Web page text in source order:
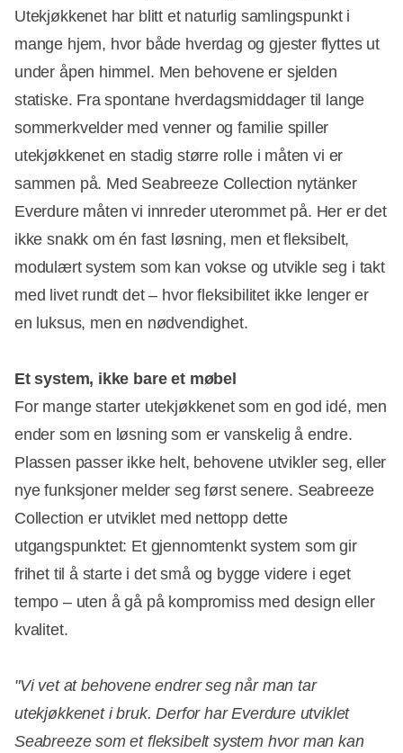
Utekjøkkenet har blitt et naturlig samlingspunkt i
mange hjem, hvor både hverdag og gjester flyttes ut
under åpen himmel. Men behovene er sjelden
statiske. Fra spontane hverdagsmiddager til lange
sommerkvelder med venner og familie spiller
utekjøkkenet en stadig større rolle i måten vi er
sammen på. Med Seabreeze Collection nytänker
Everdure måten vi innreder uterommet på. Her er det
ikke snakk om én fast løsning, men et fleksibelt,
modulært system som kan vokse og utvikle seg i takt
med livet rundt det – hvor fleksibilitet ikke lenger er
en luksus, men en nødvendighet.
Et system, ikke bare et møbel
For mange starter utekjøkkenet som en god idé, men
ender som en løsning som er vanskelig å endre.
Plassen passer ikke helt, behovene utvikler seg, eller
nye funksjoner melder seg først senere. Seabreeze
Collection er utviklet med nettopp dette
utgangspunktet: Et gjennomtenkt system som gir
frihet til å starte i det små og bygge videre i eget
tempo – uten å gå på kompromiss med design eller
kvalitet.
"Vi vet at behovene endrer seg når man tar
utekjøkkenet i bruk. Derfor har Everdure utviklet
Seabreeze som et fleksibelt system hvor man kan